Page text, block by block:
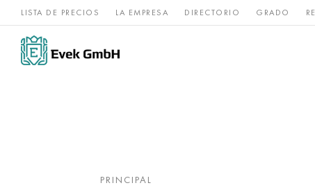
LISTA DE PRECIOS LA EMPRESA DIRECTORIO GRADO
Aleaciones de
níquel
acero
PRINCIPAL